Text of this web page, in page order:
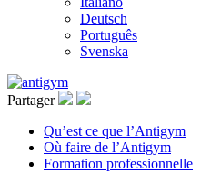
Deutsch
Português
Svenska
Partager
Qu’est ce que l’Antigym
Où faire de l’Antigym
Formation professionnelle